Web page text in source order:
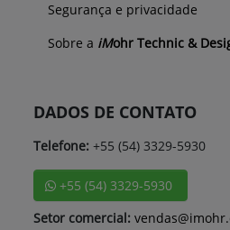
Segurança e privacidade
Sobre a iMohr Technic &
DADOS DE CONTATO
Telefone: +55 (54) 3329-5930
+55 (54) 3329-5930
Setor comercial: